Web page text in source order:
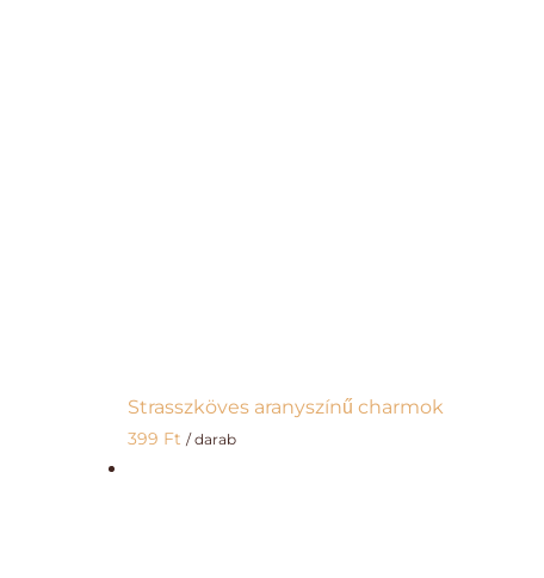
Strasszköves aranyszínű charmok
399 Ft / darab